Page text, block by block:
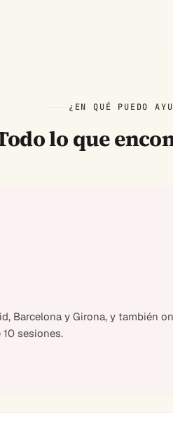
¿EN QUÉ PUEDO
lo que
Barcelona y Girona, y también
sesiones.